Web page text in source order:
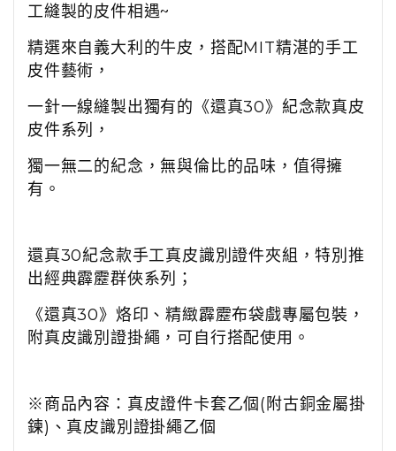
工縫製的皮件相遇~
精選來自義大利的牛皮，搭配MIT精湛的手工
皮件藝術，
一針一線縫製出獨有的《還真30》紀念款真皮
皮件系列，
獨一無二的紀念，無與倫比的品味，值得擁
有。
還真30紀念款手工真皮識別證件夾組，特別推
出經典霹靂群俠系列；
《還真30》烙印、精緻霹靂布袋戲專屬包裝，
附真皮識別證掛繩，可自行搭配使用。
※商品內容：真皮證件卡套乙個(附古銅金屬掛
鍊)、真皮識別證掛繩乙個